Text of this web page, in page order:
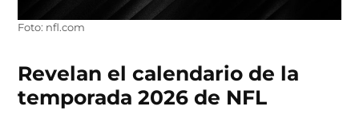
Foto: nfl.com
Revelan el calendario de la
temporada 2026 de NFL